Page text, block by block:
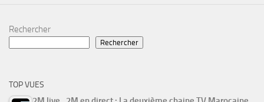
Rechercher
Rechercher
TOP VUES